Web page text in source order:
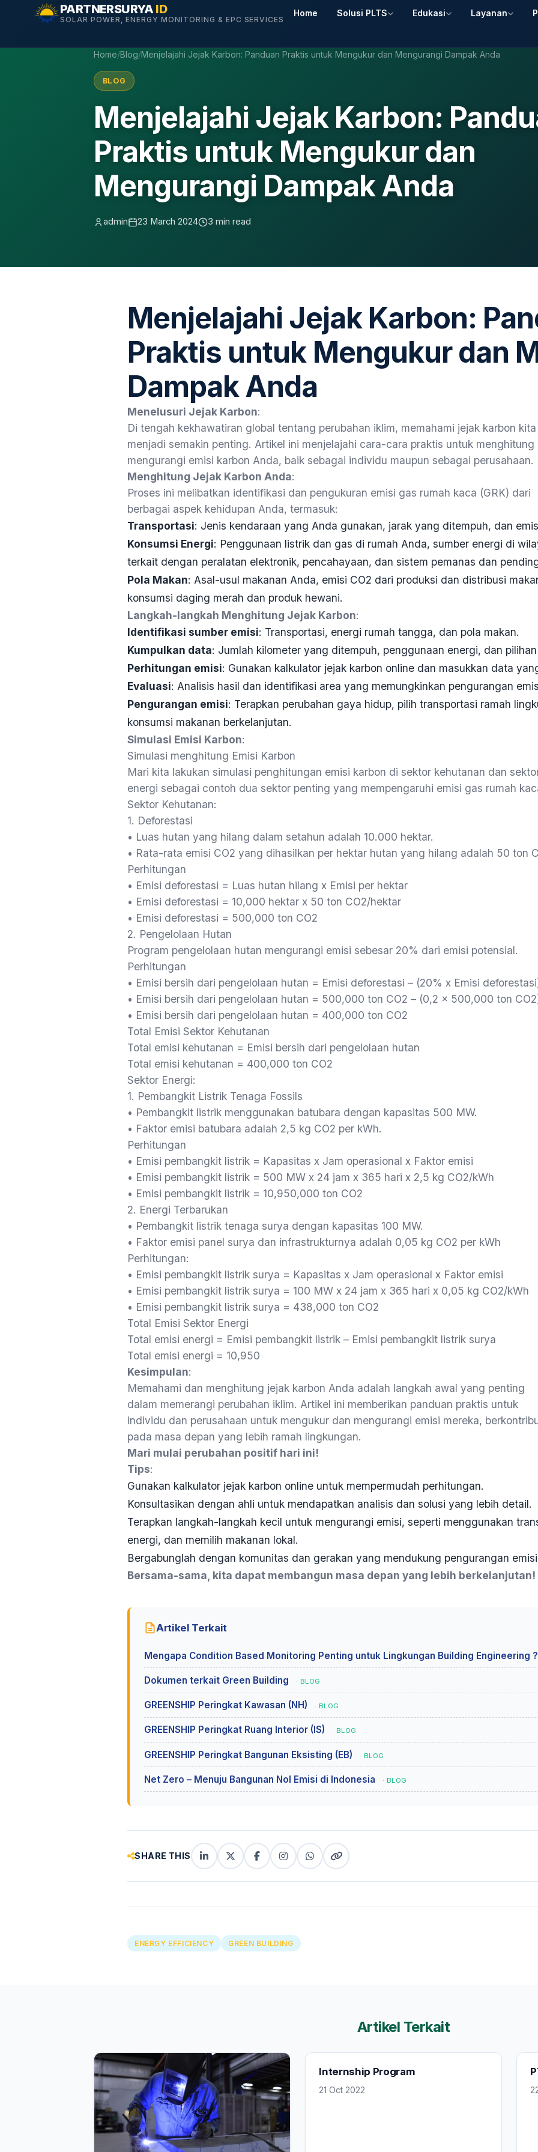
PARTNERSURYAID
SOLAR POWER, ENERGY MONITORING & EPC SERVICES
Home Solusi PLTS Edukasi Layanan
Home/Blog/Menjelajahi Jejak Karbon: Panduan Praktis untuk Mengukur dan Mengurangi Dampak Anda
BLOG
Menjelajahi Jejak Karbon:
Praktis untuk Mengukur dan
Mengurangi Dampak Anda
admin 23 March 2024 3 min read
Menjelajahi Jejak Karbon:
Praktis untuk Mengukur dan
Dampak Anda
Menelusuri Jejak Karbon:
Di tengah kekhawatiran global tentang perubahan iklim, memahami jejak karbon kita
menjadi semakin penting. Artikel ini menjelajahi cara-cara praktis untuk menghitung
mengurangi emisi karbon Anda, baik sebagai individu maupun sebagai perusahaan.
Menghitung Jejak Karbon Anda:
Proses ini melibatkan identifikasi dan pengukuran emisi gas rumah kaca (GRK) dari
berbagai aspek kehidupan Anda, termasuk:
Transportasi: Jenis kendaraan yang Anda gunakan, jarak yang ditempuh, dan
Konsumsi Energi: Penggunaan listrik dan gas di rumah Anda, sumber energi di
terkait dengan peralatan elektronik, pencahayaan, dan sistem pemanas dan
Pola Makan: Asal-usul makanan Anda, emisi CO2 dari produksi dan distribusi
konsumsi daging merah dan produk hewani.
Langkah-langkah Menghitung Jejak Karbon:
Identifikasi sumber emisi: Transportasi, energi rumah tangga, dan pola makan.
Kumpulkan data: Jumlah kilometer yang ditempuh, penggunaan energi, dan
Perhitungan emisi: Gunakan kalkulator jejak karbon online dan masukkan data
Evaluasi: Analisis hasil dan identifikasi area yang memungkinkan pengurangan
Pengurangan emisi: Terapkan perubahan gaya hidup, pilih transportasi ramah
konsumsi makanan berkelanjutan.
Simulasi Emisi Karbon:
Simulasi menghitung Emisi Karbon
Mari kita lakukan simulasi penghitungan emisi karbon di sektor kehutanan dan
energi sebagai contoh dua sektor penting yang mempengaruhi emisi gas rumah
Sektor Kehutanan:
1. Deforestasi
• Luas hutan yang hilang dalam setahun adalah 10.000 hektar.
• Rata-rata emisi CO2 yang dihasilkan per hektar hutan yang hilang adalah 50 ton
Perhitungan
• Emisi deforestasi = Luas hutan hilang x Emisi per hektar
• Emisi deforestasi = 10,000 hektar x 50 ton CO2/hektar
• Emisi deforestasi = 500,000 ton CO2
2. Pengelolaan Hutan
Program pengelolaan hutan mengurangi emisi sebesar 20% dari emisi potensial.
Perhitungan
• Emisi bersih dari pengelolaan hutan = Emisi deforestasi – (20% x Emisi
• Emisi bersih dari pengelolaan hutan = 500,000 ton CO2 – (0,2 x 500,000 ton
• Emisi bersih dari pengelolaan hutan = 400,000 ton CO2
Total Emisi Sektor Kehutanan
Total emisi kehutanan = Emisi bersih dari pengelolaan hutan
Total emisi kehutanan = 400,000 ton CO2
Sektor Energi:
1. Pembangkit Listrik Tenaga Fossils
• Pembangkit listrik menggunakan batubara dengan kapasitas 500 MW.
• Faktor emisi batubara adalah 2,5 kg CO2 per kWh.
Perhitungan
• Emisi pembangkit listrik = Kapasitas x Jam operasional x Faktor emisi
• Emisi pembangkit listrik = 500 MW x 24 jam x 365 hari x 2,5 kg CO2/kWh
• Emisi pembangkit listrik = 10,950,000 ton CO2
2. Energi Terbarukan
• Pembangkit listrik tenaga surya dengan kapasitas 100 MW.
• Faktor emisi panel surya dan infrastrukturnya adalah 0,05 kg CO2 per kWh
Perhitungan:
• Emisi pembangkit listrik surya = Kapasitas x Jam operasional x Faktor emisi
• Emisi pembangkit listrik surya = 100 MW x 24 jam x 365 hari x 0,05 kg CO2/kWh
• Emisi pembangkit listrik surya = 438,000 ton CO2
Total Emisi Sektor Energi
Total emisi energi = Emisi pembangkit listrik – Emisi pembangkit listrik surya
Total emisi energi = 10,950
Kesimpulan:
Memahami dan menghitung jejak karbon Anda adalah langkah awal yang penting
dalam memerangi perubahan iklim. Artikel ini memberikan panduan praktis untuk
individu dan perusahaan untuk mengukur dan mengurangi emisi mereka,
pada masa depan yang lebih ramah lingkungan.
Mari mulai perubahan positif hari ini!
Tips:
Gunakan kalkulator jejak karbon online untuk mempermudah perhitungan.
Konsultasikan dengan ahli untuk mendapatkan analisis dan solusi yang lebih detail.
Terapkan langkah-langkah kecil untuk mengurangi emisi, seperti menggunakan
energi, dan memilih makanan lokal.
Bergabunglah dengan komunitas dan gerakan yang mendukung pengurangan
Bersama-sama, kita dapat membangun masa depan yang lebih berkelanjutan!
Artikel Terkait
Mengapa Condition Based Monitoring Penting untuk Lingkungan Building Engineering ?
Dokumen terkait Green Building · BLOG
GREENSHIP Peringkat Kawasan (NH) · BLOG
GREENSHIP Peringkat Ruang Interior (IS) · BLOG
GREENSHIP Peringkat Bangunan Eksisting (EB) · BLOG
Net Zero – Menuju Bangunan Nol Emisi di Indonesia · BLOG
SHARE THIS
LinkedIn
X
(Twitter)
FacebookInstagram
(copy
WhatsApp
Copy
link
ENERGY EFFICIENCY GREEN BUILDING
Artikel Terkait
Internship Program
21 Oct 2022